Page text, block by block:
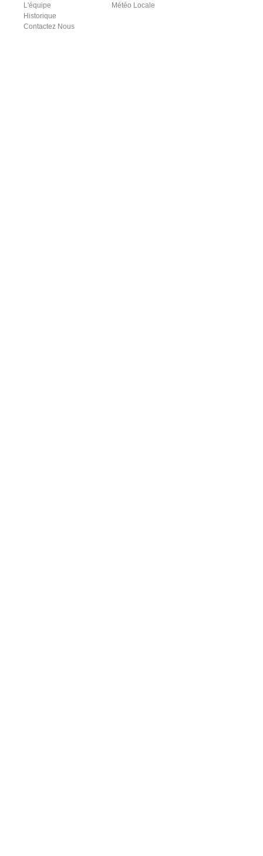
L'équipe
Historique
Contactez Nous
Météo Locale